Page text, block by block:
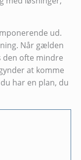
ud.
Når gælden
den ofte mindre
at komme
har en plan, du